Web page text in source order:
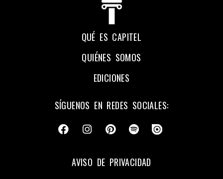
QUÉ ES CAPITEL
QUIÉNES SOMOS
EDICIONES
SÍGUENOS EN REDES SOCIALES:
AVISO DE PRIVACIDAD